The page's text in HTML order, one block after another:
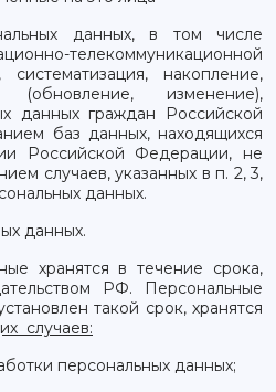
данных, в том числе
телекоммуникационной
накопление,
(обновление, изменение),
данных граждан Российской
баз данных, находящихся
Российской Федерации, не
случаев, указанных в п. 2, 3,
данных.
данных.
хранятся в течение срока,
РФ. Персональные
такой срок, хранятся
случаев:
персональных данных;